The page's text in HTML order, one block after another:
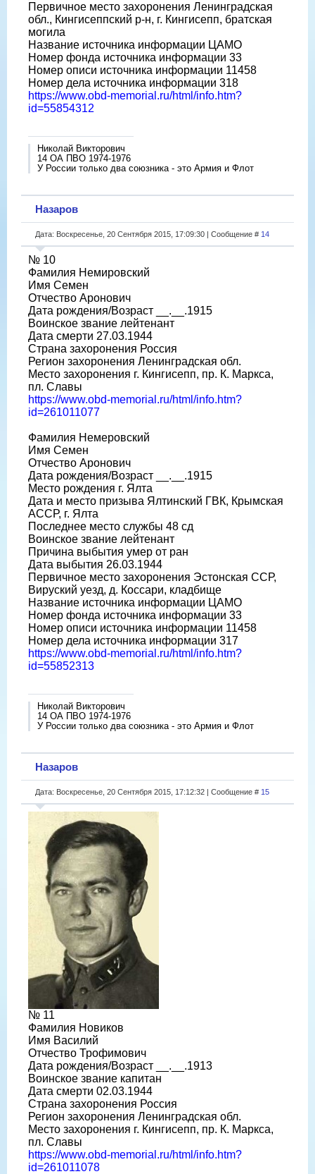
Первичное место захоронения Ленинградская
обл., Кингисеппский р-н, г. Кингисепп, братская
могила
Название источника информации ЦАМО
Номер фонда источника информации 33
Номер описи источника информации 11458
Номер дела источника информации 318
https://www.obd-memorial.ru/html/info.htm?
id=55854312
Николай Викторович
14 ОА ПВО 1974-1976
У России только два союзника - это Армия и Флот
Назаров
Дата: Воскресенье, 20 Сентября 2015, 17:09:30 | Сообщение # 14
№ 10
Фамилия Немировский
Имя Семен
Отчество Аронович
Дата рождения/Возраст __.__.1915
Воинское звание лейтенант
Дата смерти 27.03.1944
Страна захоронения Россия
Регион захоронения Ленинградская обл.
Место захоронения г. Кингисепп, пр. К. Маркса,
пл. Славы
https://www.obd-memorial.ru/html/info.htm?
id=261011077
Фамилия Немеровский
Имя Семен
Отчество Аронович
Дата рождения/Возраст __.__.1915
Место рождения г. Ялта
Дата и место призыва Ялтинский ГВК, Крымская
АССР, г. Ялта
Последнее место службы 48 сд
Воинское звание лейтенант
Причина выбытия умер от ран
Дата выбытия 26.03.1944
Первичное место захоронения Эстонская ССР,
Вируский уезд, д. Коссари, кладбище
Название источника информации ЦАМО
Номер фонда источника информации 33
Номер описи источника информации 11458
Номер дела источника информации 317
https://www.obd-memorial.ru/html/info.htm?
id=55852313
Николай Викторович
14 ОА ПВО 1974-1976
У России только два союзника - это Армия и Флот
Назаров
Дата: Воскресенье, 20 Сентября 2015, 17:12:32 | Сообщение # 15
№ 11
Фамилия Новиков
Имя Василий
Отчество Трофимович
Дата рождения/Возраст __.__.1913
Воинское звание капитан
Дата смерти 02.03.1944
Страна захоронения Россия
Регион захоронения Ленинградская обл.
Место захоронения г. Кингисепп, пр. К. Маркса,
пл. Славы
https://www.obd-memorial.ru/html/info.htm?
id=261011078